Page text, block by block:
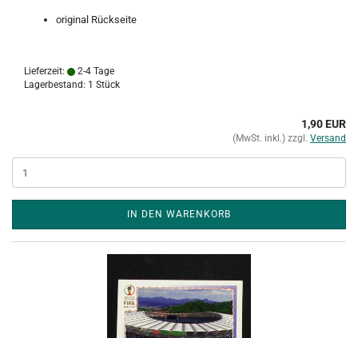
original Rückseite
Lieferzeit:
2-4 Tage
Lagerbestand: 1 Stück
1,90 EUR
(MwSt. inkl.) zzgl. Versand
IN DEN WARENKORB